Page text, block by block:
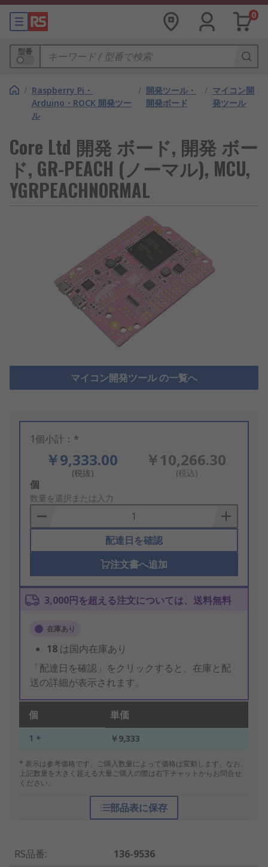
0
型番
/ Raspberry Pi・
Arduino・ROCK 開発ツー
ル
/ 開発ツール・
開発ボード
/ マイコン開
発ツール
Core Ltd 開発 ボード, 開発 ボー
ド, GR-PEACH (ノーマル), MCU,
YGRPEACHNORMAL
マイコン開発ツール の一覧へ
1個小計：*
￥9,333.00
(税抜)
￥10,266.30
(税込)
Add
to
Basket
個
数量を選択または入力
配達日を確認
注文書へ追加
3,000円を超える注文については、送料無料
在庫あり
18 は国内在庫あり
「配達日を確認」をクリックすると、在庫と配
送の詳細が表示されます。
個 単価
1 + ￥9,333
* 表示は参考価格です。ご購入数量によって価格は変動します。なお、
上記数量を大きく超える大量ご購入の際は右下チャットからお問合せ
ください。
部品表に保存
RS品番:
136-9536